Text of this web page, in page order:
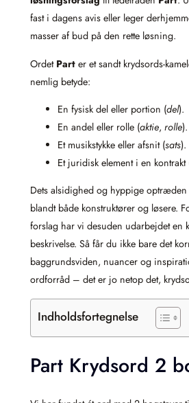
fast i dagens avis eller leger
masser af bud på den rette løsning.
Ordet Part er et sandt krydsords-
nemlig betyde:
En fysisk del eller portion (del).
En andel eller rolle (aktie, rolle).
Et musikstykke eller afsnit (sats).
Et juridisk element i en kontrakt
Dets alsidighed og hyppige
blandt både konstruktører og løsere.
forslag har vi desuden udarbejdet en
beskrivelse. Så får du ikke bare det
baggrundsviden, nuancer og
ordforråd – det er jo netop det,
Indholdsfortegnelse
Part Krydsord 2